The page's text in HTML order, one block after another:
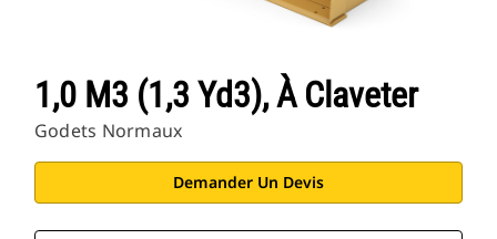
1,0 M3 (1,3 Yd3), À Claveter
Godets Normaux
Demander Un Devis